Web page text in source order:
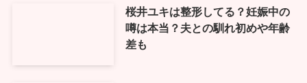
桜井ユキは整形してる？妊娠中の
噂は本当？夫との馴れ初めや年齢
差も